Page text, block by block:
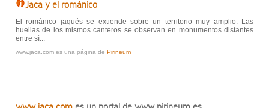
Jaca y el románico
El románico jaqués se extiende sobre un territorio muy amplio. Las
huellas de los mismos canteros se observan en monumentos distantes
entre sí...
www.jaca.com es una página de Pirineum